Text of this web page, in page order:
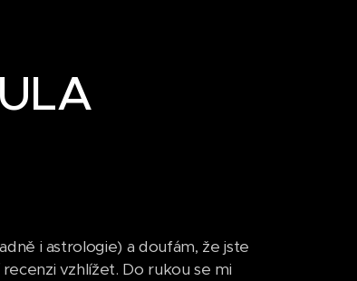
i astrologie) a doufám, že jste
vzhlížet. Do rukou se mi